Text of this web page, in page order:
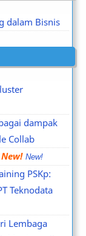
dalam Bisnis
dampak
Collab
New!
PSKp:
Teknodata
Lembaga